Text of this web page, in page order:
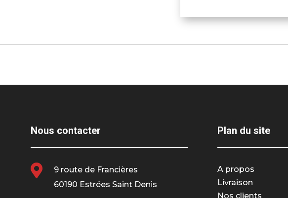
Nous contacter

9 route de Francières
60190 Estrées Saint Denis
Plan du site
A propos
Livraison
Nos clients